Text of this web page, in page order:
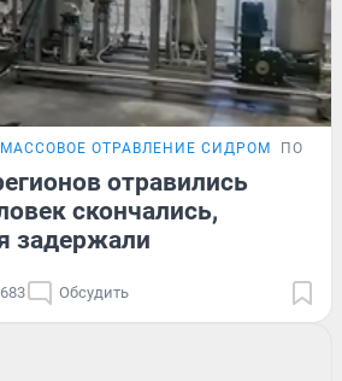
МАССОВОЕ ОТРАВЛЕНИЕ СИДРОМ
отравились
скончались,
задержали
683 Обсудить